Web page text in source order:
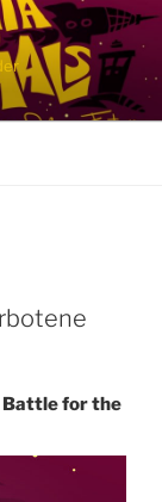
Battle for the